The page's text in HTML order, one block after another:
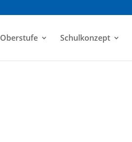
Oberstufe Schulkonzept